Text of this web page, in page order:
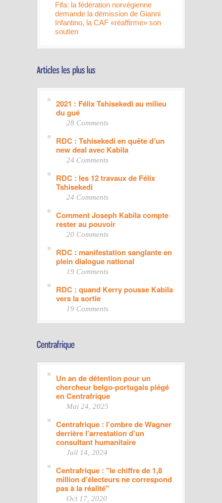
Fifa: la fédération norvégienne
demande la démission de Gianni
Infantino, la CAF «réaffirme» son
soutien
2021 : Félix Tshisekedi au milieu
du gué
28 Comments
RDC : Tshisekedi en quête d’un
new deal avec Kabila
24 Comments
RDC : les 12 travaux de Félix
Tshisekedi
24 Comments
Comment Joseph Kabila compte
rester au pouvoir
20 Comments
RDC : manifestation sanglante en
plein dialogue national
19 Comments
RDC : quand Kerry pousse Kabila
vers la sortie
19 Comments
Un an de détention pour un
chercheur belgo-portugais piégé
en Centrafrique
Mai 24, 2025
Centrafrique : l’ombre de Wagner
derrière l’arrestation d’un
consultant humanitaire
Juil 14, 2024
Centrafrique : "le chiffre de 1,8
million d’électeurs ne correspond
pas à la réalité"
Oct 17, 2020